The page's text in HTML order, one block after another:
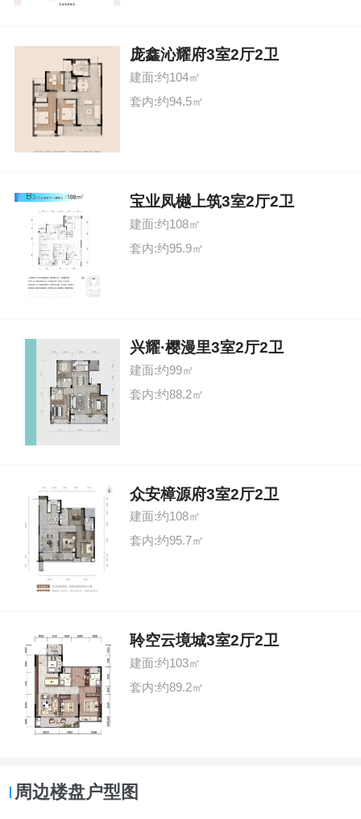
庞鑫沁耀府3室2厅2卫
建面:约104㎡
套内:约94.5㎡
宝业凤樾上筑3室2厅2卫
建面:约108㎡
套内:约95.9㎡
兴耀·樱漫里3室2厅2卫
建面:约99㎡
套内:约88.2㎡
众安樟源府3室2厅2卫
建面:约108㎡
套内:约95.7㎡
聆空云境城3室2厅2卫
建面:约103㎡
套内:约89.2㎡
周边楼盘户型图